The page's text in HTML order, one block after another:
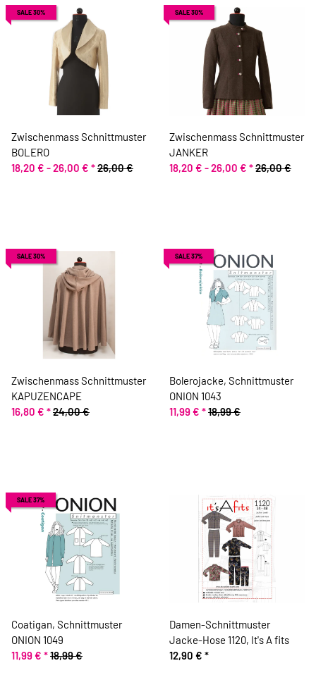
SALE 30%
Zwischenmass Schnittmuster
BOLERO
18,20 € -26,00 € *26,00 €
SALE 30%
Zwischenmass Schnittmuster
JANKER
18,20 € -26,00 € *26,00 €
SALE 30%
Zwischenmass Schnittmuster
KAPUZENCAPE
16,80 € *24,00 €
SALE 37%
Bolerojacke, Schnittmuster
ONION 1043
11,99 € *18,99 €
SALE 37%
Coatigan, Schnittmuster
ONION 1049
11,99 € *18,99 €
Damen-Schnittmuster
Jacke-Hose 1120, It's A fits
12,90 € *